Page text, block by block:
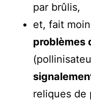
par brûlis,
et, fait
problèmes
reliques de